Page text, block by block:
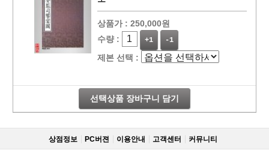
상품가 : 250,000원
수량 :
+1 -1
제본 선택 :
선택상품 장바구니 담기
상점정보 PC버젼 이용안내 고객센터 커뮤니티